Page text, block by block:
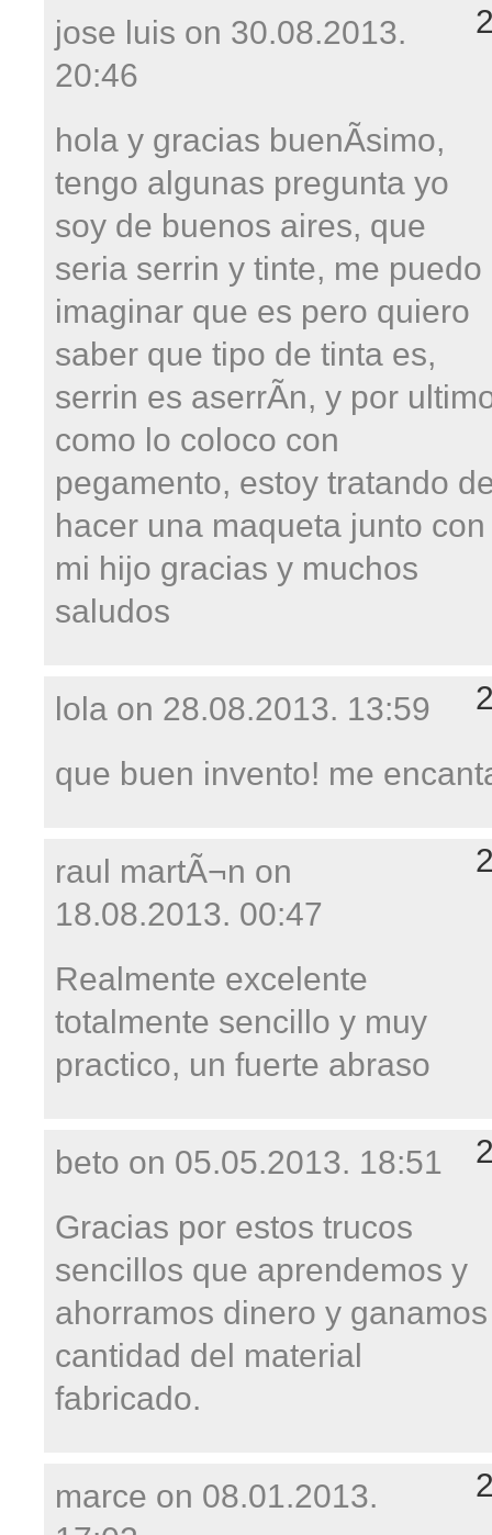
jose luis on 30.08.2013.
20:46
hola y gracias buenÃ­simo,
tengo algunas pregunta yo
soy de buenos aires, que
seria serrin y tinte, me puedo
imaginar que es pero quiero
saber que tipo de tinta es,
serrin es aserrÃ­n, y por
como lo coloco con
pegamento, estoy tratando
hacer una maqueta junto con
mi hijo gracias y muchos
saludos
lola on 28.08.2013. 13:59
que buen invento! me
raul martÃ¬n on
18.08.2013. 00:47
Realmente excelente
totalmente sencillo y muy
practico, un fuerte abraso
beto on 05.05.2013. 18:51
Gracias por estos trucos
sencillos que aprendemos y
ahorramos dinero y ganamos
cantidad del material
fabricado.
marce on 08.01.2013.